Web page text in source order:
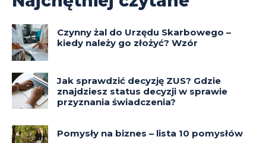
Czynny żal do Urzędu Skarbowego –
kiedy należy go złożyć? Wzór
Jak sprawdzić decyzję ZUS? Gdzie
znajdziesz status decyzji w sprawie
przyznania świadczenia?
Pomysły na biznes – lista 10 pomysłów